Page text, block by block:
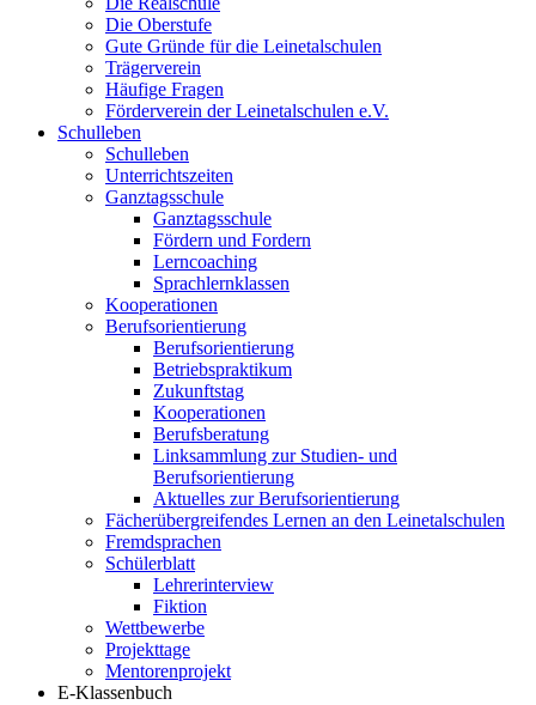
Die Oberstufe
Gute Gründe für die Leinetalschulen
Trägerverein
Häufige Fragen
Förderverein der Leinetalschulen e.V.
Schulleben
Schulleben
Unterrichtszeiten
Ganztagsschule
Ganztagsschule
Fördern und Fordern
Lerncoaching
Sprachlernklassen
Kooperationen
Berufsorientierung
Berufsorientierung
Betriebspraktikum
Zukunftstag
Kooperationen
Berufsberatung
Linksammlung zur Studien- und
Berufsorientierung
Aktuelles zur Berufsorientierung
Fächerübergreifendes Lernen an den Leinetalschulen
Fremdsprachen
Schülerblatt
Lehrerinterview
Fiktion
Wettbewerbe
Projekttage
Mentorenprojekt
E-Klassenbuch